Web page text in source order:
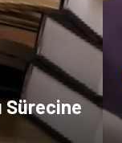
Sürecine